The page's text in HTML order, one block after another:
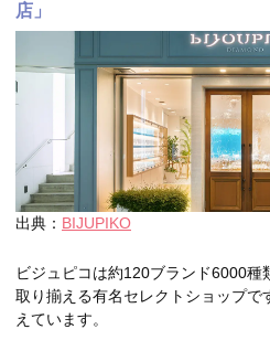
店」
出典： BIJUPIKO
ビジュピコは約120ブランド6000種
取り揃える有名セレクトショップ
えています。